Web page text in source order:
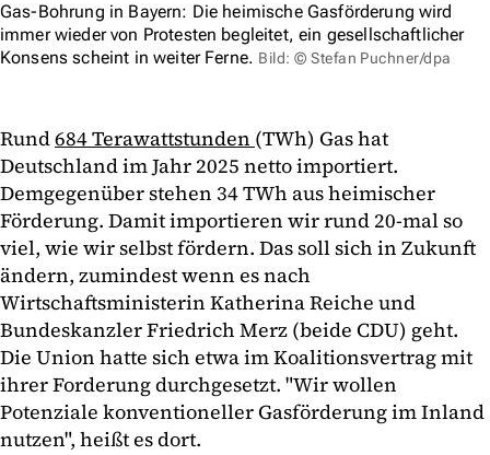
Gas-Bohrung in Bayern: Die heimische Gasförderung wird
immer wieder von Protesten begleitet, ein gesellschaftlicher
Konsens scheint in weiter Ferne. Bild: © Stefan Puchner/dpa
Rund684Terawattstunden (TWh) Gas hat
Deutschland im Jahr 2025 netto importiert.
Demgegenüber stehen 34 TWh aus heimischer
Förderung. Damit importieren wir rund 20-mal so
viel, wie wir selbst fördern. Das soll sich in Zukunft
ändern, zumindest wenn es nach
Wirtschaftsministerin Katherina Reiche und
Bundeskanzler Friedrich Merz (beide CDU) geht.
Die Union hatte sich etwa im Koalitionsvertrag mit
ihrer Forderung durchgesetzt. "Wir wollen
Potenziale konventioneller Gasförderung im Inland
nutzen", heißt es dort.